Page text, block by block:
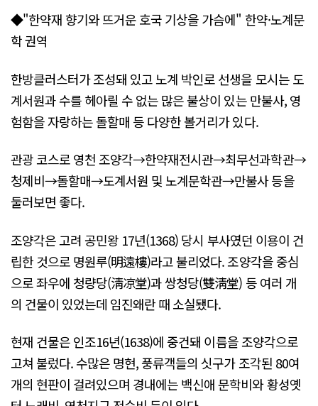
◆"한약재 향기와 뜨거운 호국 기상을 가슴에" 한약·노계문
학 권역
한방클러스터가 조성돼 있고 노계 박인로 선생을 모시는 도
계서원과 수를 헤아릴 수 없는 많은 불상이 있는 만불사, 영
험함을 자랑하는 돌할매 등 다양한 볼거리가 있다.
관광 코스로 영천 조양각→한약재전시관→최무선과학관→
청제비→돌할매→도계서원 및 노계문학관→만불사 등을
둘러보면 좋다.
조양각은 고려 공민왕 17년(1368) 당시 부사였던 이용이 건
립한 것으로 명원루(明遠樓)라고 불리었다. 조양각을 중심
으로 좌우에 청량당(淸凉堂)과 쌍청당(雙淸堂) 등 여러 개
의 건물이 있었는데 임진왜란 때 소실됐다.
현재 건물은 인조16년(1638)에 중건돼 이름을 조양각으로
고쳐 불렀다. 수많은 명현, 풍류객들의 싯구가 조각된 80여
개의 현판이 걸려있으며 경내에는 백신애 문학비와 황성옛